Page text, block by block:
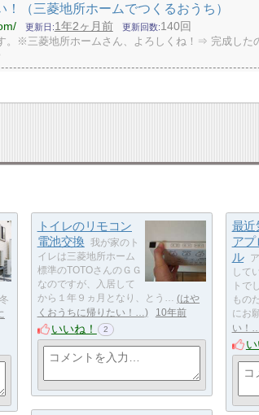
（三菱地所ホームでつくるおうち）
更新日 1年2ヶ月前 更新回数 140回
。※三菱地所ホームさん、よろしくね！⇒ 完成した
トイレのリモコン
電池交換
我が家のト
イレは三菱地所ホーム
標準のTOTOさんのＧＧ
なのですが、入居して
から１年９ヵ月となり、とう…
はや
くおうちに帰りたい！…
10年前
いいね！ 2
最近
アプ
ル
して
トで
もの
にお
い！…
い